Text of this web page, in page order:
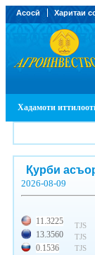
Асосӣ Харитаи
Хадамоти
Қурби
2026-08-09
11.3225
13.3560
0.1536
TJS
TJS
TJS